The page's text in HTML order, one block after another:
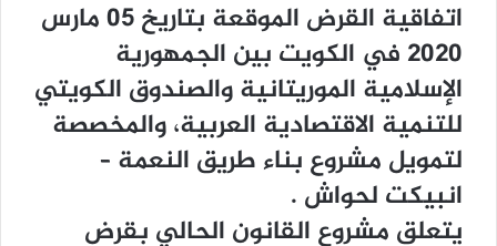
ﺍﺗﻔﺎﻗﻴﺔ ﺍﻟﻘﺮﺽ ﺍﻟﻤﻮﻗﻌﺔ ﺑﺘﺎﺭﻳﺦ 05 ﻣﺎﺭﺱ
2020 ﻓﻲ ﺍﻟﻜﻮﻳﺖ ﺑﻴﻦ ﺍﻟﺠﻤﻬﻮﺭﻳﺔ
ﺍﻹﺳﻼﻣﻴﺔ ﺍﻟﻤﻮﺭﻳﺘﺎﻧﻴﺔ ﻭﺍﻟﺼﻨﺪﻭﻕ ﺍﻟﻜﻮﻳﺘﻲ
ﻟﻠﺘﻨﻤﻴﺔ ﺍﻻﻗﺘﺼﺎﺩﻳﺔ ﺍﻟﻌﺮﺑﻴﺔ، ﻭﺍﻟﻤﺨﺼﺼﺔ
ﻟﺘﻤﻮﻳﻞ ﻣﺸﺮﻭﻉ ﺑﻨﺎﺀ ﻃﺮﻳﻖ ﺍﻟﻨﻌﻤﺔ –
ﺍﻧﺒﻴﻜﺖ ﻟﺤﻮﺍﺵ .
ﻳﺘﻌﻠﻖ ﻣﺸﺮﻭﻉ ﺍﻟﻘﺎﻧﻮﻥ ﺍﻟﺤﺎﻟﻲ ﺑﻘﺮﺽ